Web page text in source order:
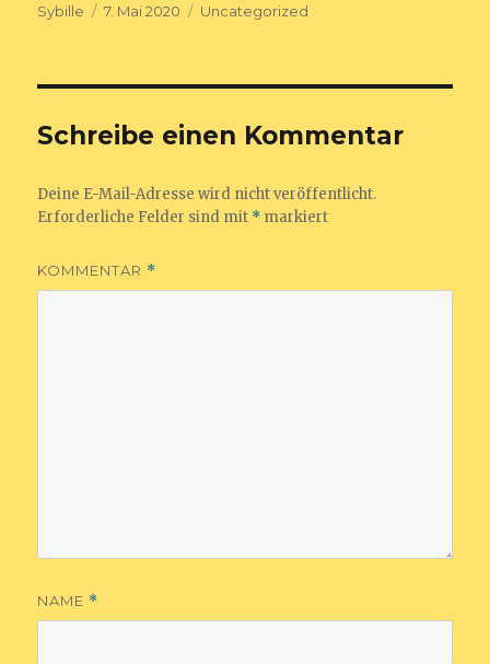
Autor
Sybille
Veröffentlicht
7. Mai 2020 Kategorien
Uncategorized
Schreibe einen Kommentar
Deine E-Mail-Adresse wird nicht veröffentlicht.
Erforderliche Felder sind mit * markiert
KOMMENTAR *
NAME *